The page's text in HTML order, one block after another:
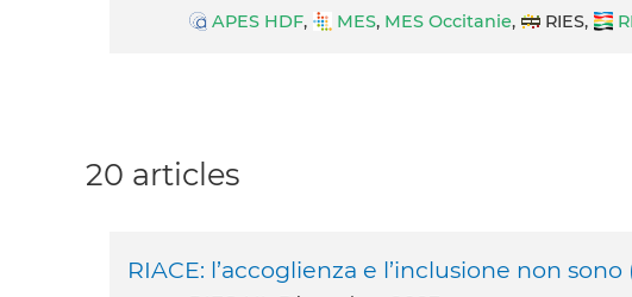
APES HDF, MES, MES Occitanie, RIES,
20 articles
RIACE: l’accoglienza e l’inclusione non